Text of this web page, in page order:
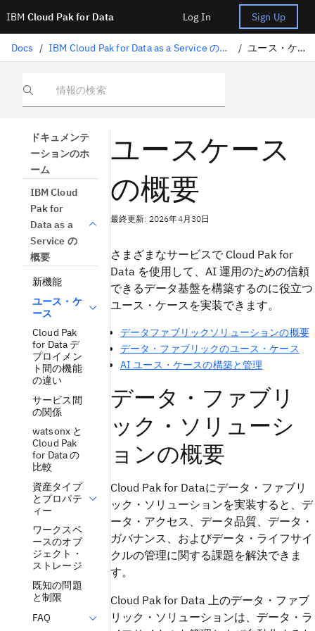
IBM Cloud Pak for Data Log In Sign Up
Docs / IBM Cloud Pak for Data as a Service の概要 / ユース・ケース
情報の検索
ドキュメンテ
ーションのホ
ーム
IBM Cloud
Pak for
Data as a
Service の
概要
新機能
ユース・ケ
ース
Cloud Pak
for Data デ
プロイメン
ト間の機能
の違い
サービス間
の関係
watsonx と
Cloud Pak
for Data の
比較
資産タイプ
とプロパテ
ィー
ワークスペ
ースのオブ
ジェクト・
ストレージ
既知の問題
と制限
FAQ
ユースケース
の概要
最終更新: 2026年4月30日
さまざまなサービスで Cloud Pak for
Data を使用して、AI 運用のための信頼
できるデータ基盤を構築するのに役立つ
ユース・ケースを実装できます。
データファブリックソリューションの概要
データ・ファブリックのユース・ケース
AI ユース・ケースの構築と管理
データ・ファブリ
ック・ソリューシ
ョンの概要
Cloud Pak for Dataにデータ・ファブリ
ック・ソリューションを実装すると、デ
ータ・アクセス、データ品質、データ・
ガバナンス、およびデータ・ライフサイ
クルの管理に関する課題を解決できま
す。
Cloud Pak for Data 上のデータ・ファブ
リック・ソリューションは、データ・ラ